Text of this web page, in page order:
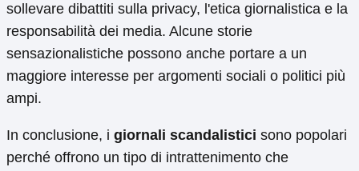
sollevare dibattiti sulla privacy, l'etica giornalistica e la
responsabilità dei media. Alcune storie
sensazionalistiche possono anche portare a un
maggiore interesse per argomenti sociali o politici più
ampi.
In conclusione, i giornali scandalistici sono popolari
perché offrono un tipo di intrattenimento che